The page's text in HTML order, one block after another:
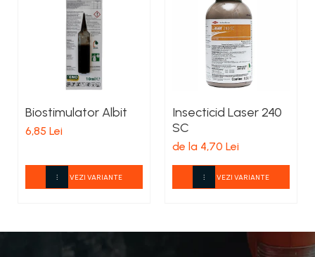
Biostimulator Albit
6,85 Lei
VEZI VARIANTE
Insecticid Laser 240
SC
de la 4,70 Lei
VEZI VARIANTE